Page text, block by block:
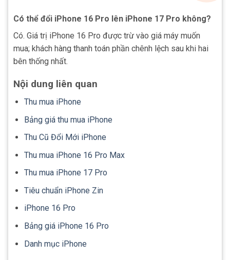
Có thể đổi iPhone 16 Pro lên iPhone 17 Pro không?
Có. Giá trị iPhone 16 Pro được trừ vào giá máy muốn
mua; khách hàng thanh toán phần chênh lệch sau khi hai
bên thống nhất.
Nội dung liên quan
Thu mua iPhone
Bảng giá thu mua iPhone
Thu Cũ Đổi Mới iPhone
Thu mua iPhone 16 Pro Max
Thu mua iPhone 17 Pro
Tiêu chuẩn iPhone Zin
iPhone 16 Pro
Bảng giá iPhone 16 Pro
Danh mục iPhone